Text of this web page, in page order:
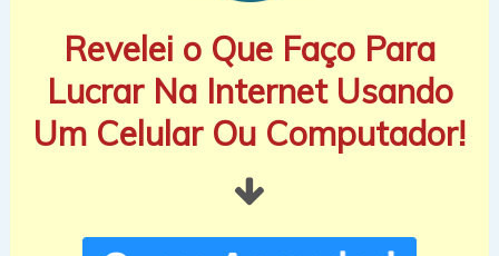
Revelei o Que Faço Para
Lucrar Na Internet Usando
Um Celular Ou Computador!